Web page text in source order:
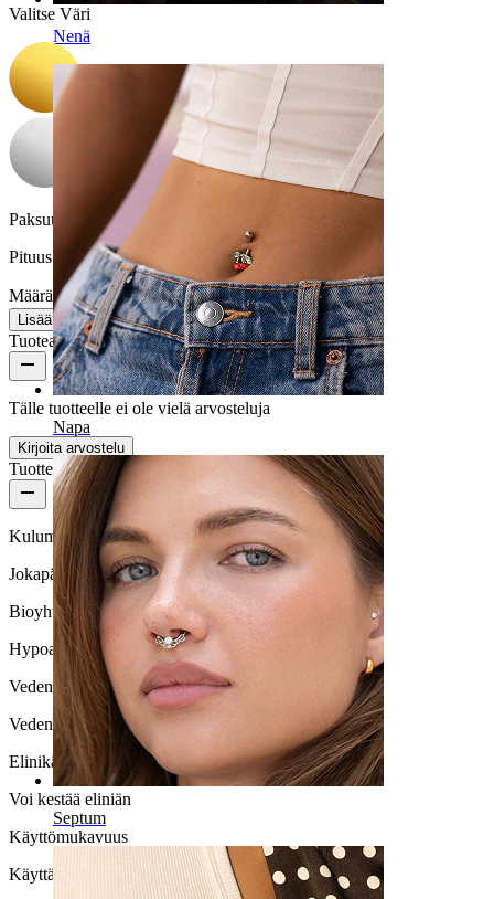
Nenä
Napa
Septum
Valitse Väri
Paksuus:
1 mm
Pituus:
6 mm
Määrä: 1
Muuta
Lisää ostoskoriin
Tuotearvostelut
Tälle tuotteelle ei ole vielä arvosteluja
Kirjoita arvostelu
Tuotteen laatu
Kulumisnopeus
Jokapäiväiseen käyttöön
Bioyhteensopivuus
Hypoallergeeninen
Vedenkestävyys
Vedenkestävä
Elinikä
Voi kestää eliniän
Käyttömukavuus
Käyttäjäystävällinen